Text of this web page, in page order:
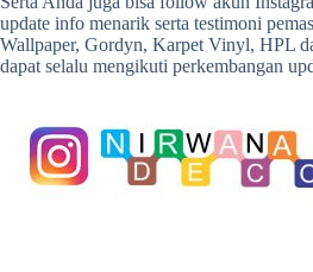
update info menarik serta testimoni
Wallpaper, Gordyn, Karpet Vinyl, HPL
dapat selalu mengikuti perkembangan